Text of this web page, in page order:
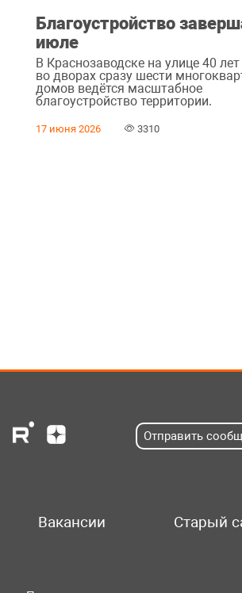
Благоустройство
июле
В Краснозаводске на улице 40
во дворах сразу шести
домов ведётся масштабное
благоустройство территории.
17 июня 2026 3310
Отправить
Вакансии Старый